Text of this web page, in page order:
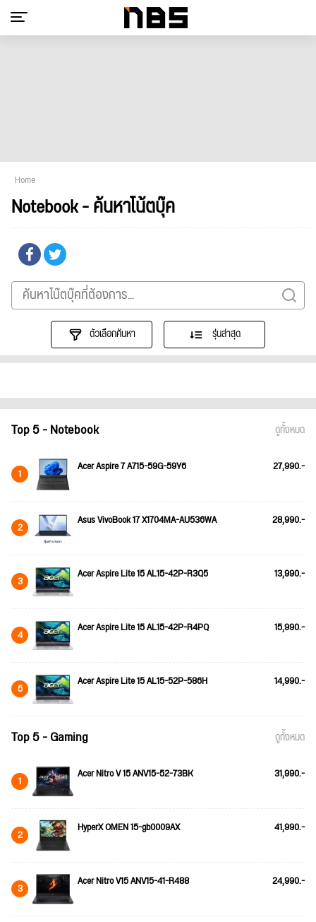
Home
Notebook - ค้นหาโน้ตบุ๊ค
ตัวเลือกค้นหา รุ่นล่าสุด
Top 5 - Notebook ดูทั้งหมด
1 Acer Aspire 7 A715-59G-59Y6 27,990.-
2 Asus VivoBook 17 X1704MA-AU536WA 28,990.-
3 Acer Aspire Lite 15 AL15-42P-R3Q5 13,990.-
4 Acer Aspire Lite 15 AL15-42P-R4PQ 15,990.-
5 Acer Aspire Lite 15 AL15-52P-586H 14,990.-
Top 5 - Gaming ดูทั้งหมด
1 Acer Nitro V 15 ANV15-52-73BK 31,990.-
2 HyperX OMEN 15-gb0009AX 41,990.-
3 Acer Nitro V15 ANV15-41-R488 24,990.-